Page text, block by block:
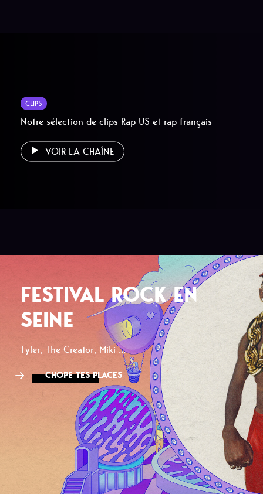
CLIPS
Notre sélection de clips Rap US et rap français
VOIR LA CHAÎNE
FESTIVAL ROCK EN
SEINE
Tyler, The Creator, Miki ...
CHOPE TES PLACES